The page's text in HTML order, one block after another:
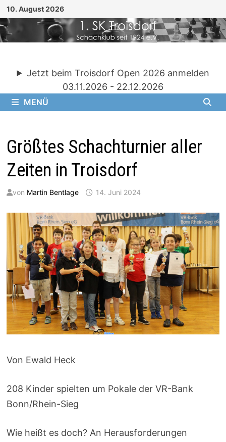
Zum
Inhalt
springen
10. August 2026
Jetzt beim Troisdorf Open 2026 anmelden
03.11.2026 - 22.12.2026
MENÜ
Größtes Schachturnier aller
Zeiten in Troisdorf
von Martin Bentlage 14. Juni 2024
Von Ewald Heck
208 Kinder spielten um Pokale der VR-Bank
Bonn/Rhein-Sieg
Wie heißt es doch? An Herausforderungen